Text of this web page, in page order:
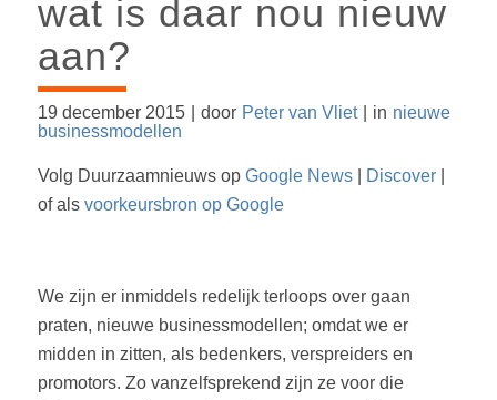
wat is daar nou nieuw
aan?
19 december 2015 door Peter van Vliet in nieuwe
businessmodellen
Volg Duurzaamnieuws op Google News| Discover|
of als voorkeursbron op Google
We zijn er inmiddels redelijk terloops over gaan
praten, nieuwe businessmodellen; omdat we er
midden in zitten, als bedenkers, verspreiders en
promotors. Zo vanzelfsprekend zijn ze voor die